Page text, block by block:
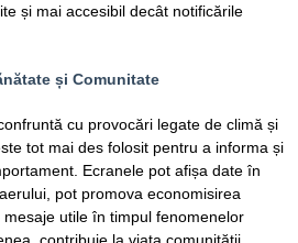
și mai accesibil decât notificările
și Comunitate
cu provocări legate de climă și
tot mai des folosit pentru a informa și
Ecranele pot afișa date în
pot promova economisirea
utile în timpul fenomenelor
contribuie la viața comunității